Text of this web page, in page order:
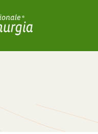
Sicurezza